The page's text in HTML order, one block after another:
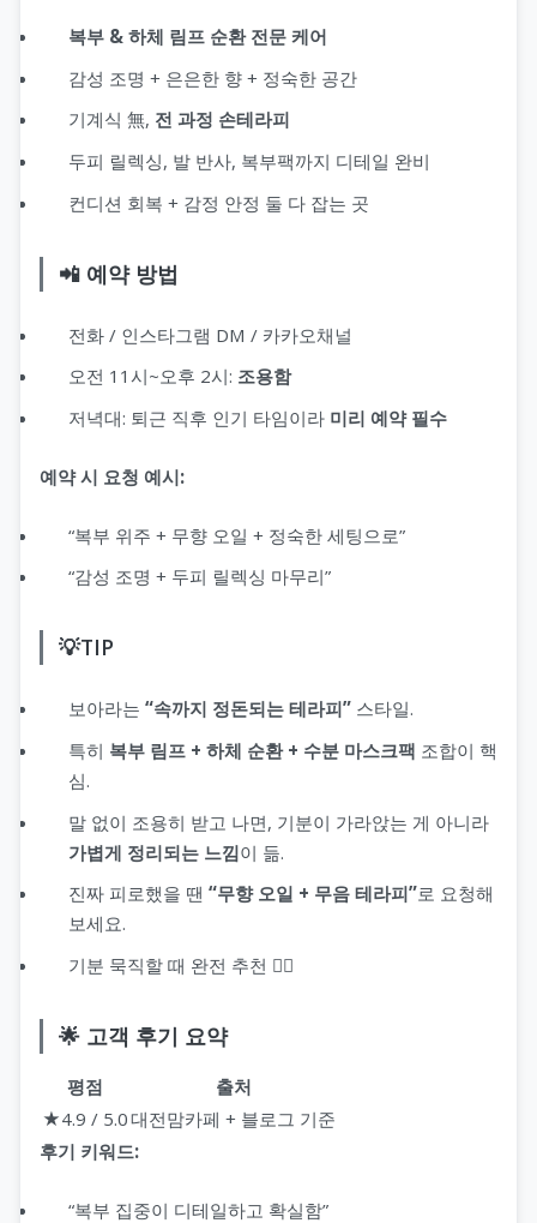
복부 & 하체 림프 순환 전문 케어
감성 조명 + 은은한 향 + 정숙한 공간
기계식 無, 전 과정 손테라피
두피 릴렉싱, 발 반사, 복부팩까지 디테일 완비
컨디션 회복 + 감정 안정 둘 다 잡는 곳
📲 예약 방법
전화 / 인스타그램 DM / 카카오채널
오전 11시~오후 2시: 조용함
저녁대: 퇴근 직후 인기 타임이라 미리 예약 필수
예약 시 요청 예시:
“복부 위주 + 무향 오일 + 정숙한 세팅으로”
“감성 조명 + 두피 릴렉싱 마무리”
💡TIP
보아라는 “속까지 정돈되는 테라피” 스타일.
특히 복부 림프 + 하체 순환 + 수분 마스크팩 조합이 핵
심.
말 없이 조용히 받고 나면, 기분이 가라앉는 게 아니라
가볍게 정리되는 느낌이 듦.
진짜 피로했을 땐 “무향 오일 + 무음 테라피”로 요청해
보세요.
기분 묵직할 때 완전 추천 💆‍♂️
🌟 고객 후기 요약
평점
출처
★4.9 / 5.0대전맘카페 + 블로그 기준
후기 키워드:
“복부 집중이 디테일하고 확실함”